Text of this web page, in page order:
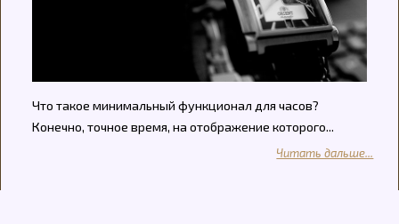
Что такое минимальный функционал для часов?
Конечно, точное время, на отображение которого...
Читать дальше...